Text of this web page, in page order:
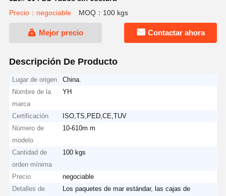
Precio：negociable MOQ：100 kgs
Mejor precio Contactar ahora
Descripción De Producto
Lugar de origen
China.
Nombre de la
marca
YH
Certificación
ISO,TS,PED,CE,TUV
Número de
modelo
10-610m m
Cantidad de
orden mínima
100 kgs
Precio
negociable
Detalles de
Los paquetes de mar estándar, las cajas de